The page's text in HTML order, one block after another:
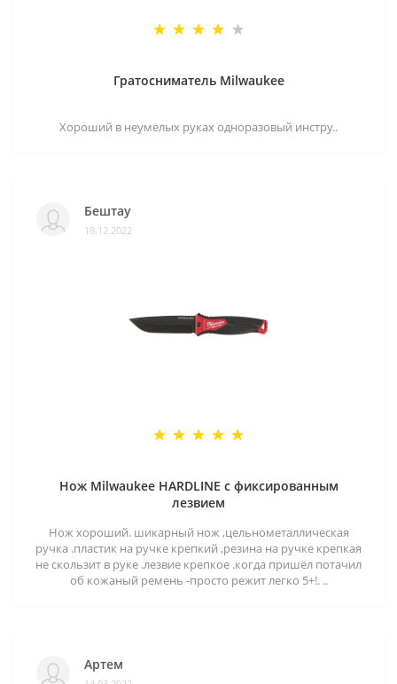
Гратосниматель Milwaukee
Хороший в неумелых руках одноразовый инстру..
Бештау
18.12.2022
Нож Milwaukee HARDLINE с фиксированным
лезвием
Нож хороший. шикарный нож ,цельнометаллическая
ручка .пластик на ручке крепкий ,резина на ручке крепкая
не скользит в руке .лезвие крепкое .когда пришёл потачил
об кожаный ремень -просто режит легко 5+!. ..
Артем